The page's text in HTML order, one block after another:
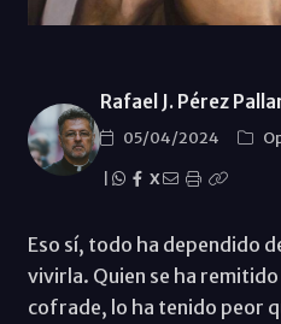
Rafael J. Pérez
05/04/2024
X
Eso sí, todo ha dependido
vivirla. Quien se ha
cofrade, lo ha tenido peor